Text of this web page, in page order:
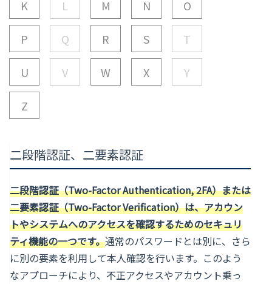
K L M N O
P Q R S T
U V W X Y
Z
二段階認証、二要素認証
二段階認証（Two-Factor Authentication, 2FA）または
二要素認証（Two-Factor Verification）は、アカウン
トやシステムへのアクセスを確認するためのセキュリ
ティ機能の一つです。通常のパスワードとは別に、さら
に別の要素を利用して本人確認を行います。このよう
なアプローチにより、不正アクセスやアカウント乗っ